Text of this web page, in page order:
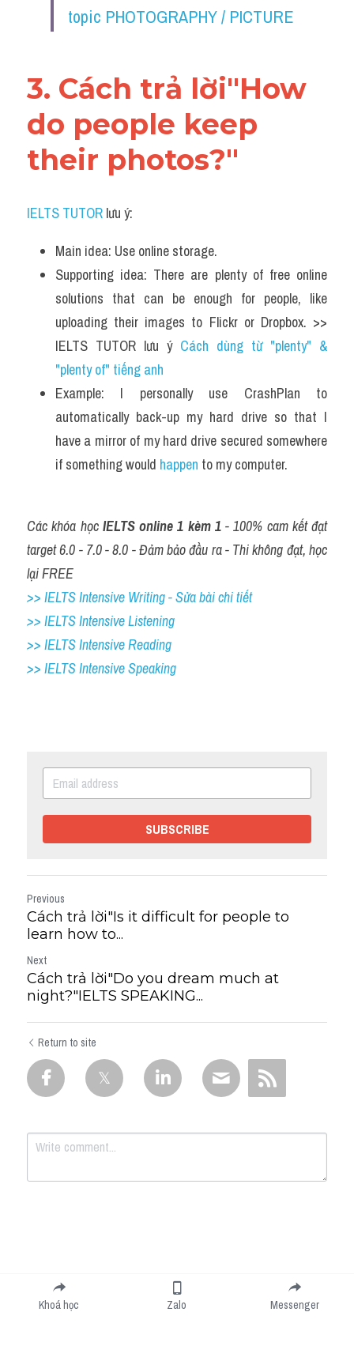
topic PHOTOGRAPHY / PICTURE
3. Cách trả lời"How
do people keep
their photos?"
IELTS TUTOR lưu ý:
Main idea: Use online storage.
Supporting idea: There are plenty of free online
solutions that can be enough for people, like
uploading their images to Flickr or Dropbox. >>
IELTS TUTOR lưu ý Cách dùng từ "plenty" &
"plenty of" tiếng anh
Example: I personally use CrashPlan to
automatically back-up my hard drive so that I
have a mirror of my hard drive secured somewhere
if something would happen to my computer.
Các khóa học IELTS online 1 kèm 1 - 100% cam kết đạt
target 6.0 - 7.0 - 8.0 - Đảm bảo đầu ra - Thi không đạt, học
lại FREE
>> IELTS Intensive Writing - Sửa bài chi tiết
>> IELTS Intensive Listening
>> IELTS Intensive Reading
>> IELTS Intensive Speaking
SUBSCRIBE
Previous
Cách trả lời"Is it difficult for people to
learn how to...
Next
Cách trả lời"Do you dream much at
night?"IELTS SPEAKING...
Return to site
Submit
Khoá học Zalo Messenger